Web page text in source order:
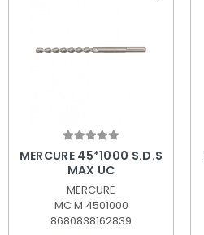
MERCURE 45*1000 S.D.S
MAX UÇ
MERCURE
MC M 4501000
8680838162839